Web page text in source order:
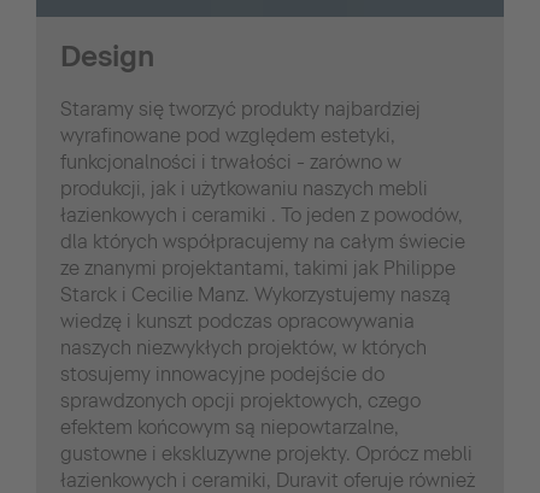
Design
Staramy się tworzyć produkty najbardziej
wyrafinowane pod względem estetyki,
funkcjonalności i trwałości - zarówno w
produkcji, jak i użytkowaniu naszych mebli
łazienkowych i ceramiki . To jeden z powodów,
dla których współpracujemy na całym świecie
ze znanymi projektantami, takimi jak Philippe
Starck i Cecilie Manz. Wykorzystujemy naszą
wiedzę i kunszt podczas opracowywania
naszych niezwykłych projektów, w których
stosujemy innowacyjne podejście do
sprawdzonych opcji projektowych, czego
efektem końcowym są niepowtarzalne,
gustowne i ekskluzywne projekty. Oprócz mebli
łazienkowych i ceramiki, Duravit oferuje również